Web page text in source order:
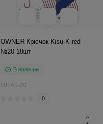
OWNER Крючок Kisu-K red
№20 18шт
В наличии
50145-20
0